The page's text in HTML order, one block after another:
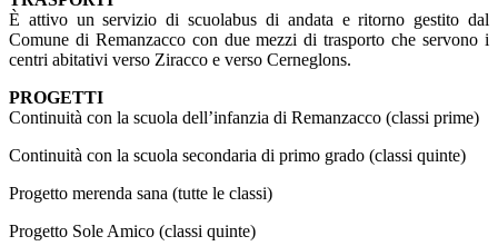
È attivo un servizio di scuolabus di andata e ritorno gestito dal
Comune di Remanzacco con due mezzi di trasporto che servono i
centri abitativi verso Ziracco e verso Cerneglons.
PROGETTI
Continuità con la scuola dell’infanzia di Remanzacco (classi prime)
Continuità con la scuola secondaria di primo grado (classi quinte)
Progetto merenda sana (tutte le classi)
Progetto Sole Amico (classi quinte)